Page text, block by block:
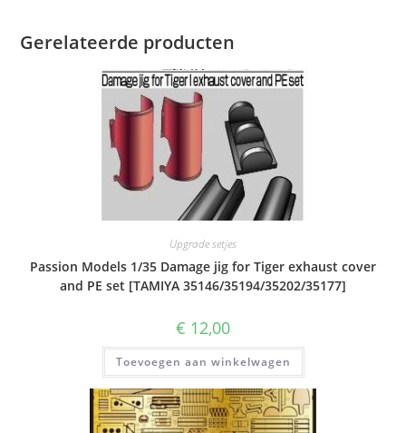
Gerelateerde producten
Upgrade setjes
Passion Models 1/35 Damage jig for Tiger exhaust cover
and PE set [TAMIYA 35146/35194/35202/35177]
€ 12,00
Toevoegen aan winkelwagen